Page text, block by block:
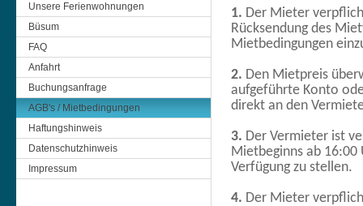
Unsere Ferienwohnungen
Büsum
FAQ
Anfahrt
Buchungsanfrage
AGB's / Mietbedingungen
Haftungshinweis
Datenschutzhinweis
Impressum
1. Der Mieter
Rücksendung des
Mietbedingungen
2. Den Mietpreis
aufgeführte Konto
direkt an den
3. Der Vermieter ist
Mietbeginns ab
Verfügung zu stellen.
4. Der Mieter